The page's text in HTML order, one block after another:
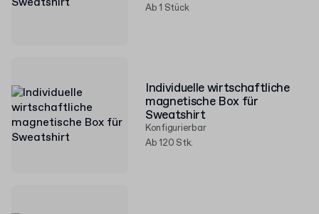
Ab 1 Stück
Individuelle wirtschaftliche
magnetische Box für
Sweatshirt
Konfigurierbar
Ab 120 Stk.